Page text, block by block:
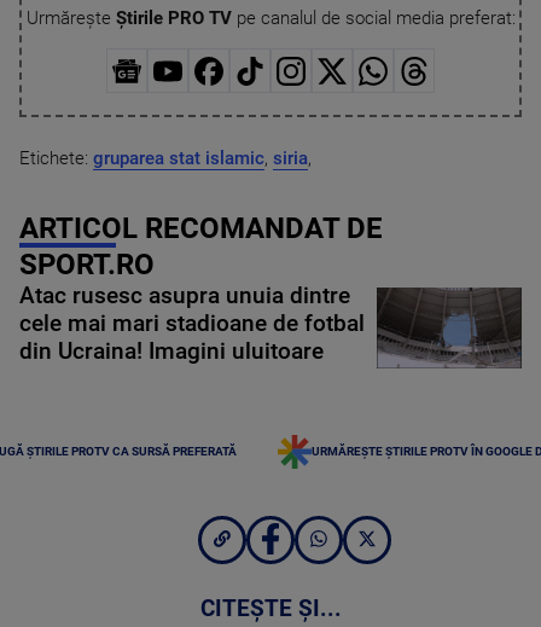
Urmărește Știrile PRO TVpe canalul de social media preferat:
Etichete: gruparea stat islamic, siria,
ARTICOL RECOMANDAT DE
SPORT.RO
Atac rusesc asupra unuia dintre
cele mai mari stadioane de fotbal
din Ucraina! Imagini uluitoare
ȘTIRILE PROTV CA SURSĂ PREFERATĂ URMĂREȘTE ȘTIRILE PROTV ÎN GOOGLE
CITEȘTE ȘI...